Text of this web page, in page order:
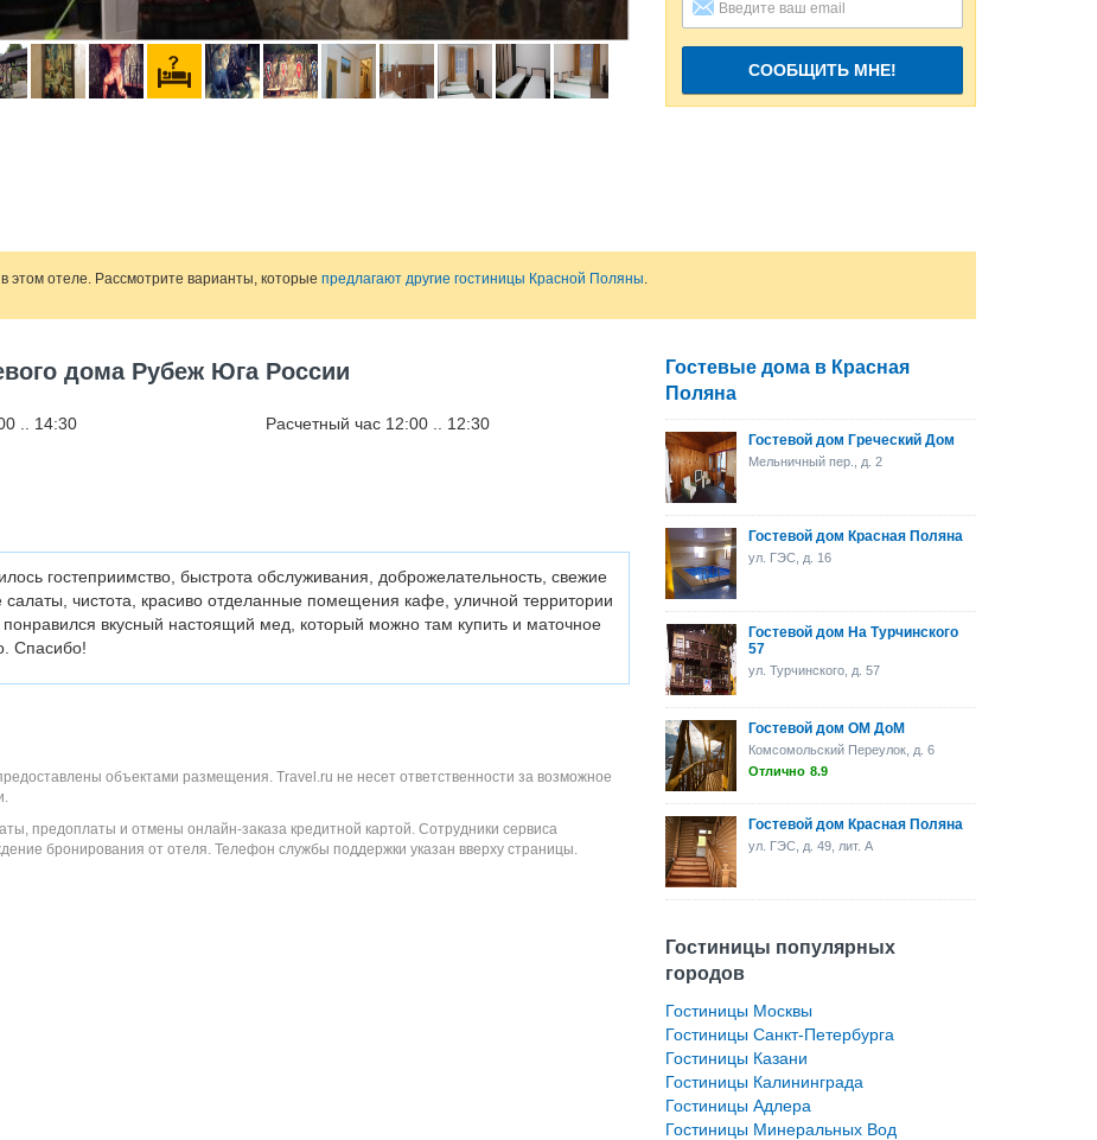
СООБЩИТЬ МНЕ!
этом отеле. Рассмотрите варианты, которые предлагают другие гостиницы Красной Поляны.
дома Рубеж Юга России
.. 14:30 Расчетный час 12:00 .. 12:30
гостеприимство, быстрота обслуживания, доброжелательность, свежие
салаты, чистота, красиво отделанные помещения кафе, уличной территории
понравился вкусный настоящий мед, который можно там купить и маточное
Спасибо!
объектами размещения. Travel.ru не несет ответственности за возможное
предоплаты и отмены онлайн-заказа кредитной картой. Сотрудники сервиса
бронирования от отеля. Телефон службы поддержки указан вверху страницы.
Гостевые дома в Красная
Поляна
Гостевой дом Греческий Дом
Мельничный пер., д. 2
Гостевой дом Красная Поляна
ул. ГЭС, д. 16
Гостевой дом На Турчинского
57
ул. Турчинского, д. 57
Гостевой дом ОМ ДоМ
Комсомольский Переулок, д. 6
Отлично 8.9
Гостевой дом Красная Поляна
ул. ГЭС, д. 49, лит. А
Гостиницы популярных
городов
Гостиницы Москвы
Гостиницы Санкт-Петербурга
Гостиницы Казани
Гостиницы Калининграда
Гостиницы Адлера
Гостиницы Минеральных Вод